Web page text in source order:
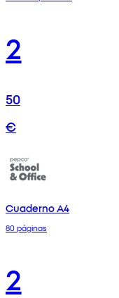
2
50
€
Cuaderno A4
80 páginas
2